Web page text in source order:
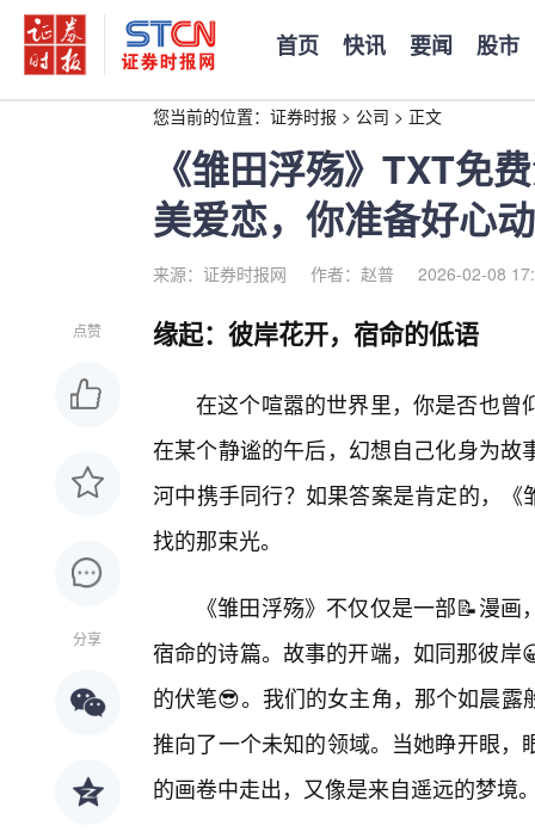
首页 快讯 要闻 股市
您当前的位置： 证券时报 > 公司 > 正文
《雏田浮殇》TXT免
美爱恋，你准备好心
来源：证券时报网 作者：赵普 2026-02-08
点赞
分享
缘起：彼岸花开，宿命的低语
在这个喧嚣的世界里，你是否也曾
在某个静谧的午后，幻想自己化身为
河中携手同行？如果答案是肯定的，
找的那束光。
《雏田浮殇》不仅仅是一部📝漫
宿命的诗篇。故事的开端，如同那彼
的伏笔😎。我们的女主角，那个如晨
推向了一个未知的领域。当她睁开眼
的画卷中走出，又像是来自遥远的梦境